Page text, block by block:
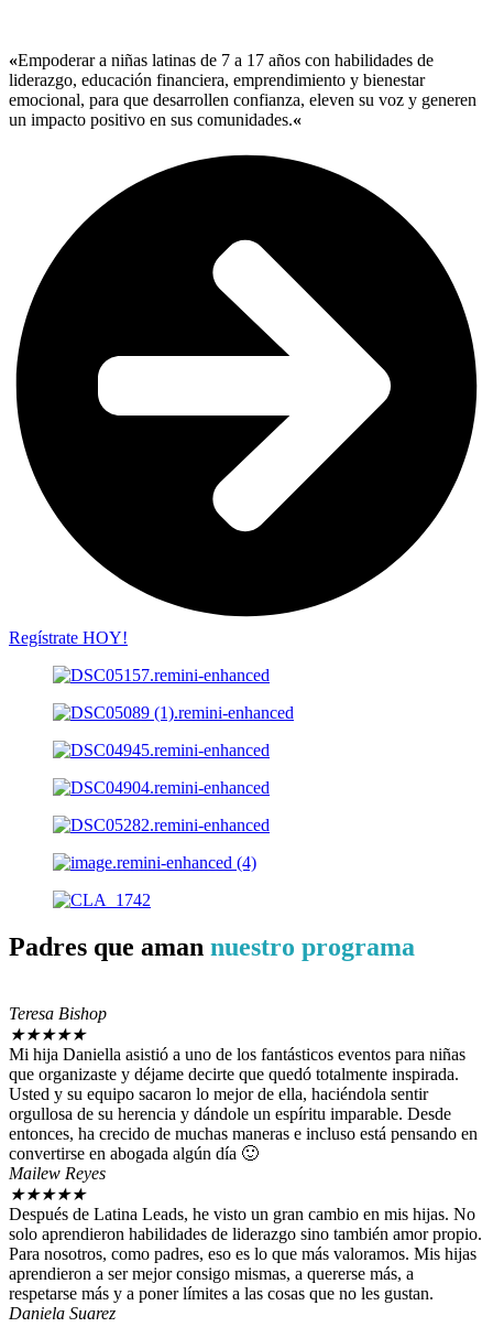
«Empoderar a niñas latinas de 7 a 17 años con habilidades de
liderazgo, educación financiera, emprendimiento y bienestar
emocional, para que desarrollen confianza, eleven su voz y generen
un impacto positivo en sus comunidades.«
Regístrate HOY!
Padres que aman nuestro programa
Teresa Bishop
★★★★★
Mi hija Daniella asistió a uno de los fantásticos eventos para niñas
que organizaste y déjame decirte que quedó totalmente inspirada.
Usted y su equipo sacaron lo mejor de ella, haciéndola sentir
orgullosa de su herencia y dándole un espíritu imparable. Desde
entonces, ha crecido de muchas maneras e incluso está pensando en
convertirse en abogada algún día 🙂
Mailew Reyes
★★★★★
Después de Latina Leads, he visto un gran cambio en mis hijas. No
solo aprendieron habilidades de liderazgo sino también amor propio.
Para nosotros, como padres, eso es lo que más valoramos. Mis hijas
aprendieron a ser mejor consigo mismas, a quererse más, a
respetarse más y a poner límites a las cosas que no les gustan.
Daniela Suarez